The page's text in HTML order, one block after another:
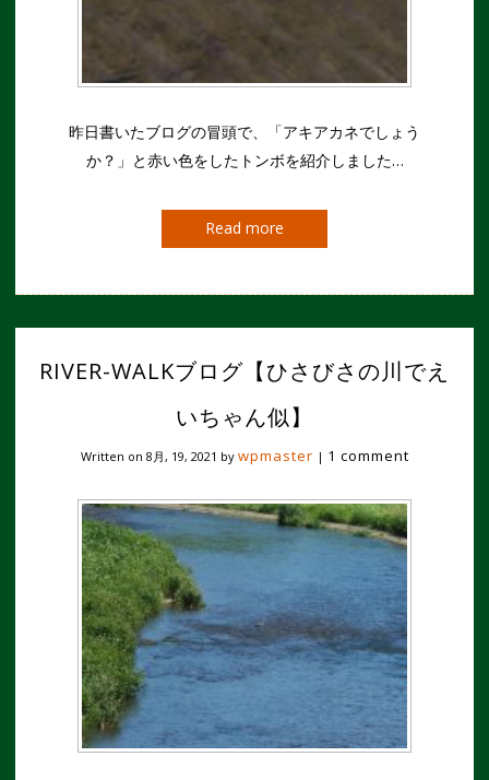
昨日書いたブログの冒頭で、「アキアカネでしょう
か？」と赤い色をしたトンボを紹介しました…
Read more
RIVER-WALKブログ【ひさびさの川でえ
いちゃん似】
Written on 8月, 19, 2021 by wpmaster | 1 comment